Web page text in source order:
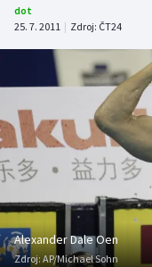
Atletika
DALŠÍ SPORTY
Americký fotbal
Baseball a softbal
NEPŘEHLÉDNĚTE
dot
25. 7. 2011 | Zdroj: ČT24
Alexander Dale Oen
Zdroj: AP/Michael Sohn